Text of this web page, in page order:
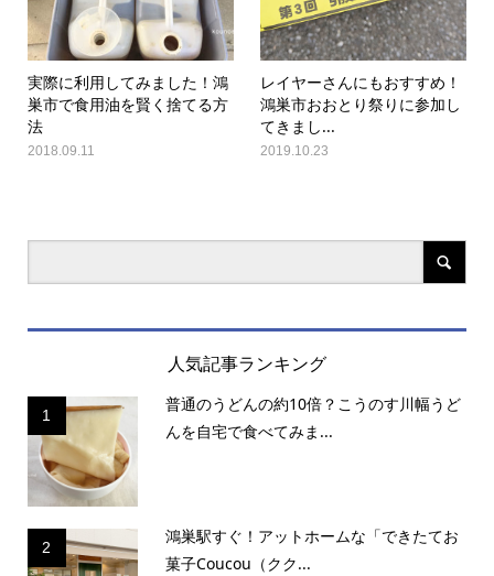
実際に利用してみました！鴻
巣市で食用油を賢く捨てる方
法
2018.09.11
レイヤーさんにもおすすめ！
鴻巣市おおとり祭りに参加し
てきまし...
2019.10.23
人気記事ランキング
1
普通のうどんの約10倍？こうのす川幅うど
んを自宅で食べてみま...
2
鴻巣駅すぐ！アットホームな「できたてお
菓子Coucou（クク...